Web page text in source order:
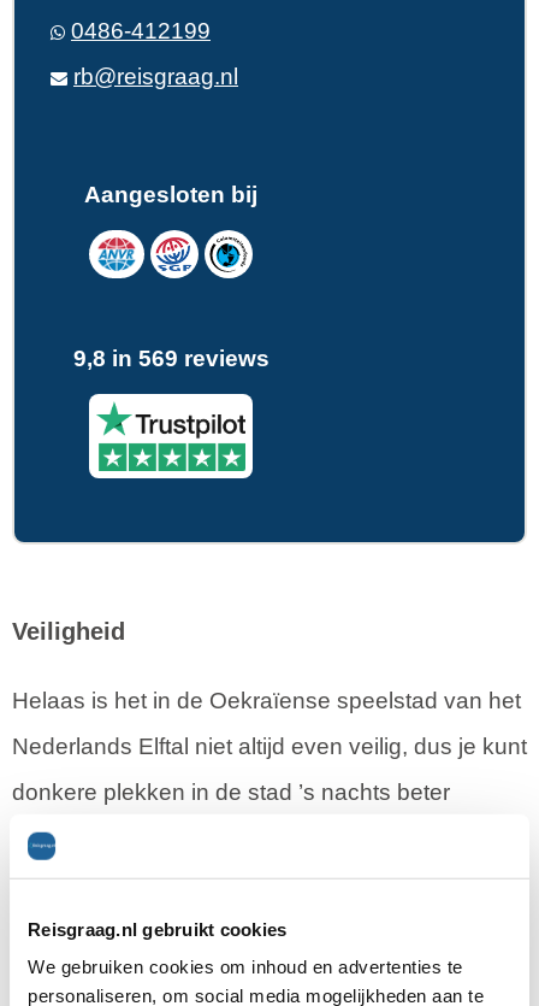
Reisgraag.nl gebruikt cookies
We gebruiken cookies om inhoud en advertenties te
personaliseren, om social media mogelijkheden aan te
0486-412199
rb@reisgraag.nl
Aangesloten bij
9,8 in 569 reviews
Veiligheid
Helaas is het in de Oekraïense speelstad van het
Nederlands Elftal niet altijd even veilig, dus je kunt
donkere plekken in de stad ’s nachts beter
vermijden. Het meest verstandige is misschien
nog wel om ’s nachts gewoon op de
Oranjecamping te blijven. Op loopafstand van het
eiland in de rivier ligt een metrostation, zodat alle